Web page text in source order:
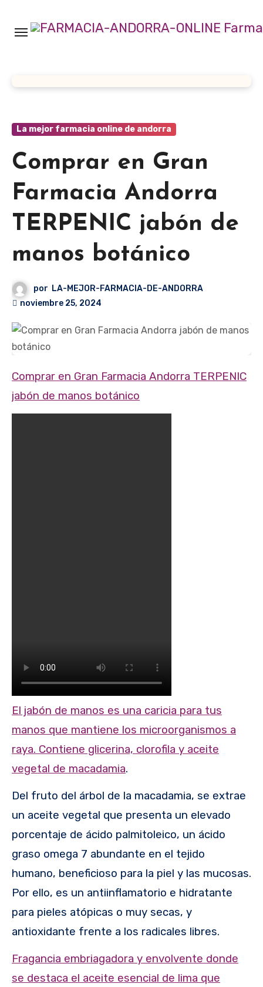
contenido
La mejor farmacia online de andorra
Comprar en Gran
Farmacia Andorra
TERPENIC jabón de
manos botánico
por LA-MEJOR-FARMACIA-DE-ANDORRA
noviembre 25, 2024
Comprar en Gran Farmacia Andorra TERPENIC
jabón de manos botánico
El jabón de manos es una caricia para tus
manos que mantiene los microorganismos a
raya. Contiene glicerina, clorofila y aceite
vegetal de macadamia.
Del fruto del árbol de la macadamia, se extrae
un aceite vegetal que presenta un elevado
porcentaje de ácido palmitoleico, un ácido
graso omega 7 abundante en el tejido
humano, beneficioso para la piel y las mucosas.
Por ello, es un antiinflamatorio e hidratante
para pieles atópicas o muy secas, y
antioxidante frente a los radicales libres.
Fragancia embriagadora y envolvente donde
se destaca el aceite esencial de lima que